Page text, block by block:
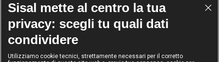
Riconoscimenti
Sisal mette al centro la tua
privacy: scegli tu quali dati
condividere
Utilizziamo cookie tecnici, strettamente necessari per il corretto